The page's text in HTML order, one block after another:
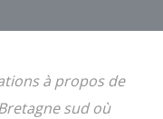
à propos de
sud où